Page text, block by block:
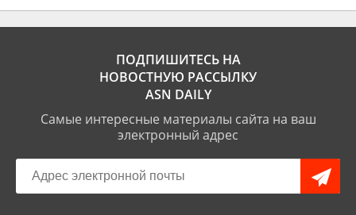
ПОДПИШИТЕСЬ НА
НОВОСТНУЮ РАССЫЛКУ
ASN DAILY
Самые интересные материалы сайта на ваш
электронный адрес